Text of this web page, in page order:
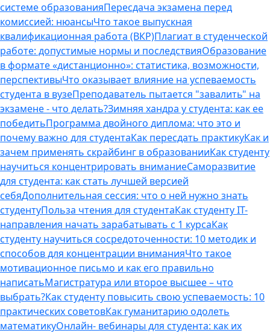
системе образованияПересдача экзамена перед
комиссией: нюансыЧто такое выпускная
квалификационная работа (ВКР)Плагиат в студенческой
работе: допустимые нормы и последствияОбразование
в формате «дистанционно»: статистика, возможности,
перспективыЧто оказывает влияние на успеваемость
студента в вузеПреподаватель пытается "завалить" на
экзамене - что делать?Зимняя хандра у студента: как ее
победитьПрограмма двойного диплома: что это и
почему важно для студентаКак пересдать практикуКак и
зачем применять скрайбинг в образованииКак студенту
научиться концентрировать вниманиеСаморазвитие
для студента: как стать лучшей версией
себяДополнительная сессия: что о ней нужно знать
студентуПольза чтения для студентаКак студенту IT-
направления начать зарабатывать с 1 курсаКак
студенту научиться сосредоточенности: 10 методик и
способов для концентрации вниманияЧто такое
мотивационное письмо и как его правильно
написатьМагистратура или второе высшее – что
выбрать?Как студенту повысить свою успеваемость: 10
практических советовКак гуманитарию одолеть
математикуОнлайн- вебинары для студента: как их